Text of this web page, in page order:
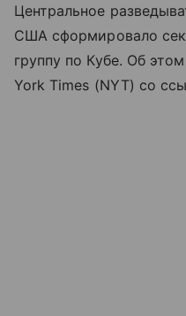
Центральное
США сформировало
группу по Кубе. Об
York Times (NYT) со